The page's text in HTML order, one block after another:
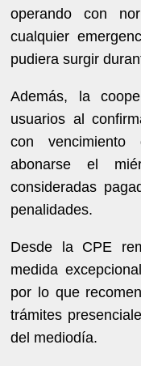
operando con
cualquier
pudiera surgir
Además, la
usuarios al
con vencimiento
abonarse el
consideradas
penalidades.
Desde la CPE
medida
por lo que
trámites
del mediodía.